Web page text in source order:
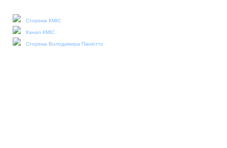
Сторінка КМІС
Канал КМІС
Сторінка Володимира Паніотто